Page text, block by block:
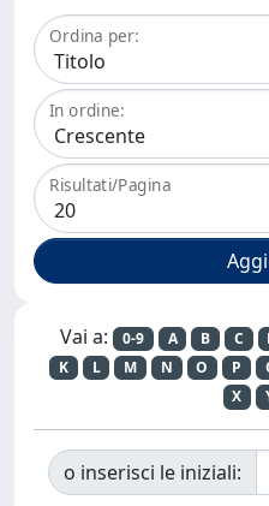
Ordina per:
In ordine:
Risultati/Pagina
Vai a: 0-9 A B C
K
L M N O P
X
o inserisci le iniziali: